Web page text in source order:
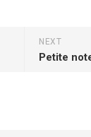
NEXT
Petite